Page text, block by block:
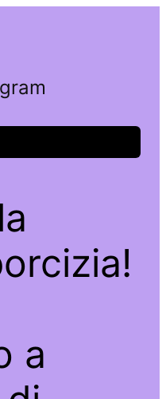
a